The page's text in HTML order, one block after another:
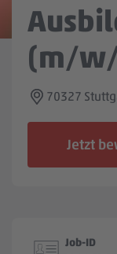
(m/
70327
Jetzt
Job-ID